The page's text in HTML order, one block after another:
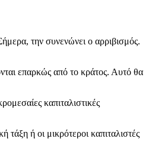
την συνενώνει ο αρριβισμός.
επαρκώς από το κράτος. Αυτό θα
καπιταλιστικές
ή οι μικρότεροι καπιταλιστές